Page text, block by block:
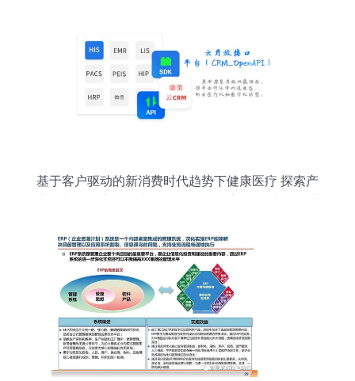
基于客户驱动的新消费时代趋势下健康医疗 探索产
头影响力盘点》系列文章之CM(编者撰）